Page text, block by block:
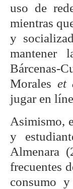
uso de
mientras
y
mantener
Bárcenas-
Morales et
jugar en
Asimismo,
y
Almenara
frecuentes
consumo